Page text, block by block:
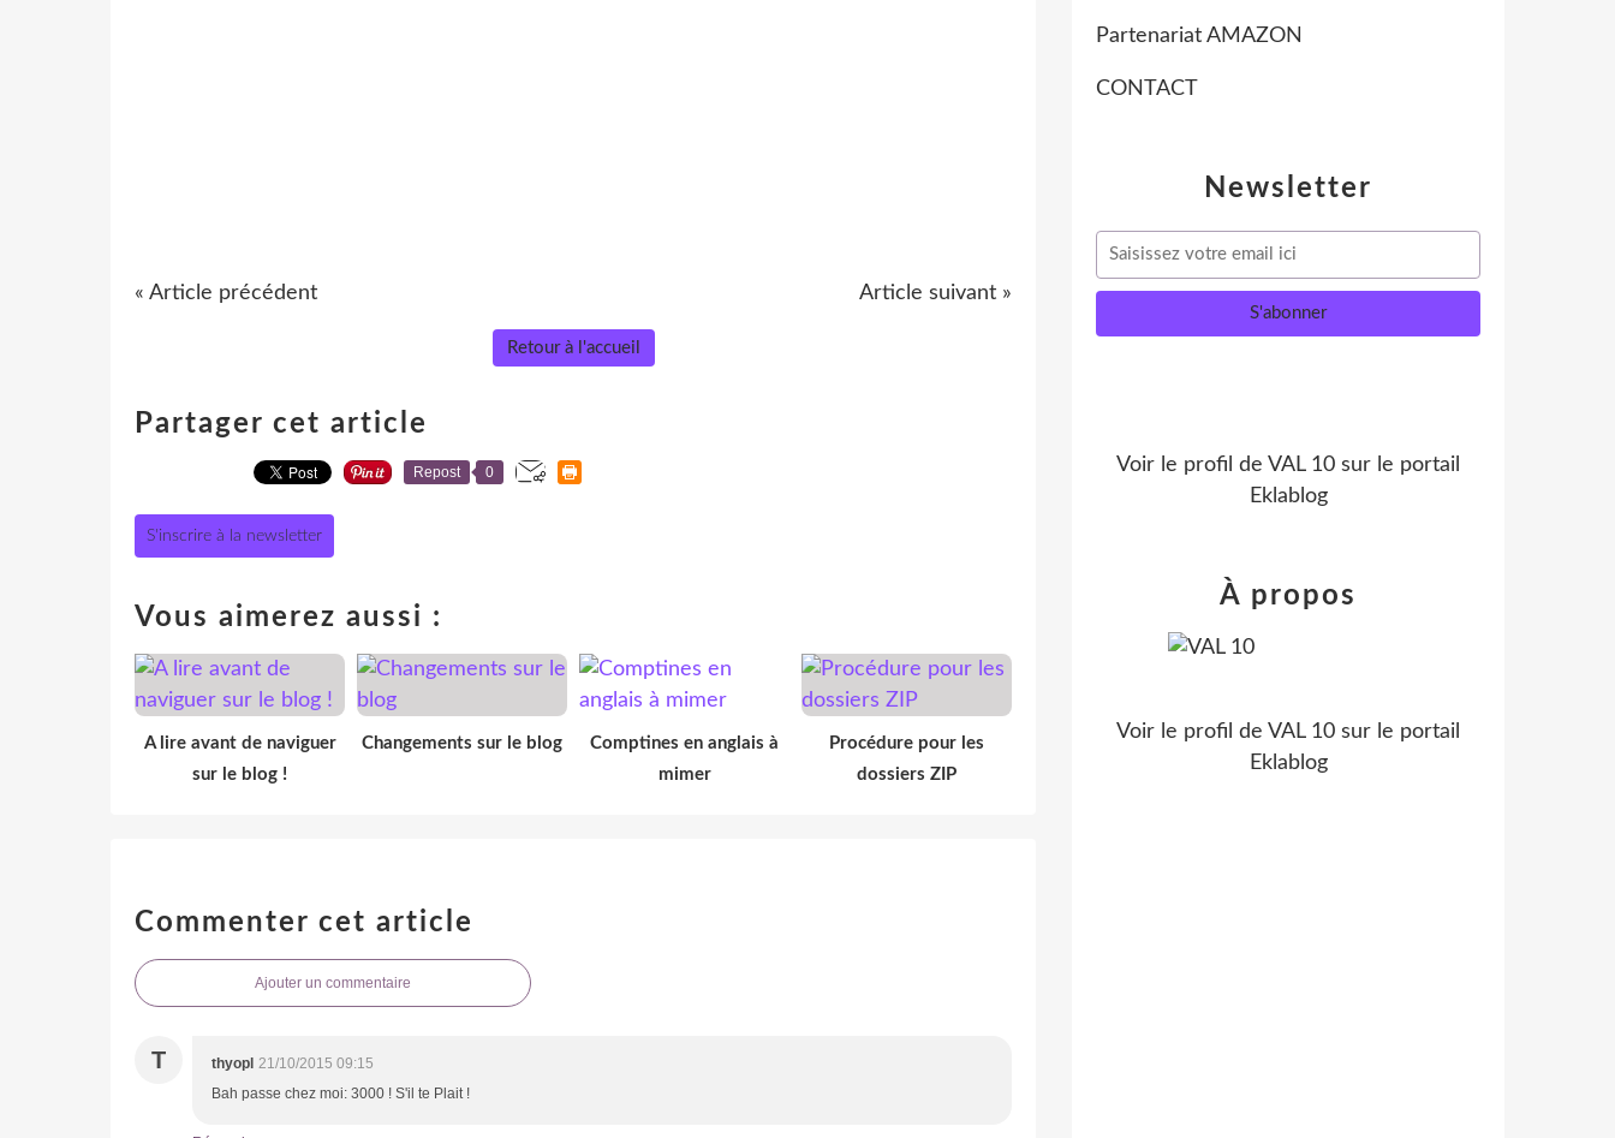
« Article précédent Article suivant »
Retour à l'accueil
Partager cet article
Repost 0
S'inscrire à la newsletter
Vous aimerez aussi :
A lire avant de naviguer
sur le blog !
Changements sur le blog
Comptines en anglais à
mimer
Procédure pour les
dossiers ZIP
Commenter cet article
Ajouter un commentaire
T thyopl 21/10/2015 09:15
Bah passe chez moi: 3000 ! S'il te Plait !
Newsletter
Voir le profil de VAL 10 sur le portail
Eklablog
À propos
Voir le profil de VAL 10 sur le portail
Eklablog
Partenariat AMAZON
CONTACT